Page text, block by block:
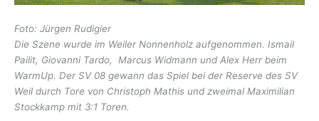
Foto: Jürgen Rudigier
Die Szene wurde im Weiler Nonnenholz aufgenommen. Ismail
Pailit, Giovanni Tardo, Marcus Widmann und Alex Herr beim
WarmUp. Der SV 08 gewann das Spiel bei der Reserve des SV
Weil durch Tore von Christoph Mathis und zweimal Maximilian
Stockkamp mit 3:1 Toren.